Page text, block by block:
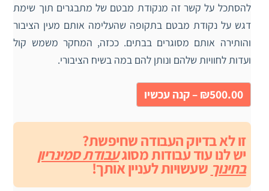
להסתכל על קשר זה מנקודת מבטם של מתבגרים תוך שימת
דגש על נקודת מבטם בתקופה שהעלימה אותם מעין הציבור
והותירה אותם מסוגרים בבתים. ככזה, המחקר משמש קול
ועדות לחוויות שלהם ונותן להם במה בשיח הציבורי.
₪500.00 – קנה עכשיו
זו לא בדיוק העבודה שחיפשת?
יש לנו עוד עבודות מסוגעבודת סמינריון
בחינוך שעשויות לעניין אותך!